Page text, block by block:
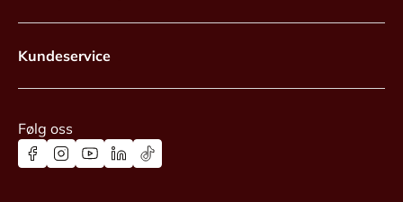
Kundeservice
Følg oss